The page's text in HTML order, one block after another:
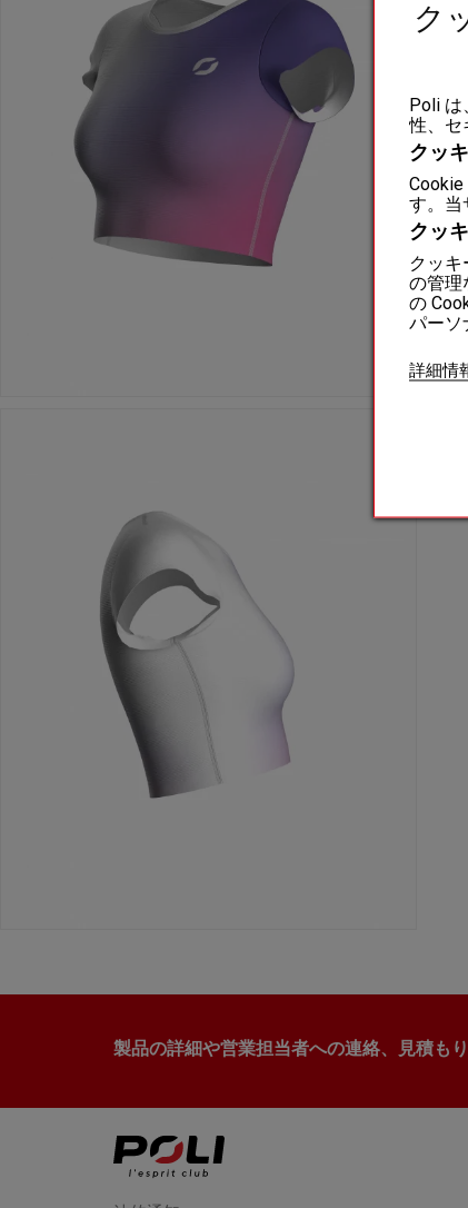
製品の詳細や営業担当者への連絡、見積も
ク
Poli は
性、セ
クッ
す。当
クッ
クッ
の管理
の
パーソ
詳細情